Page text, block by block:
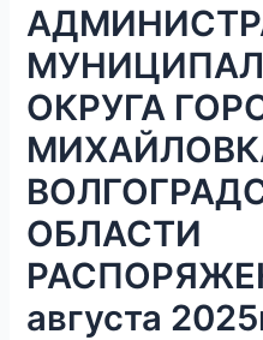
ОКРУГА
ОБЛАСТИ
августа